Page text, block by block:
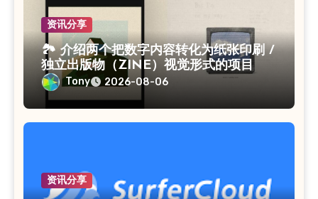
资讯分享
🏞 介绍两个把数字内容转化为纸张印刷 /
独立出版物（ZINE）视觉形式的项目
Tony 2026-08-06
资讯分享